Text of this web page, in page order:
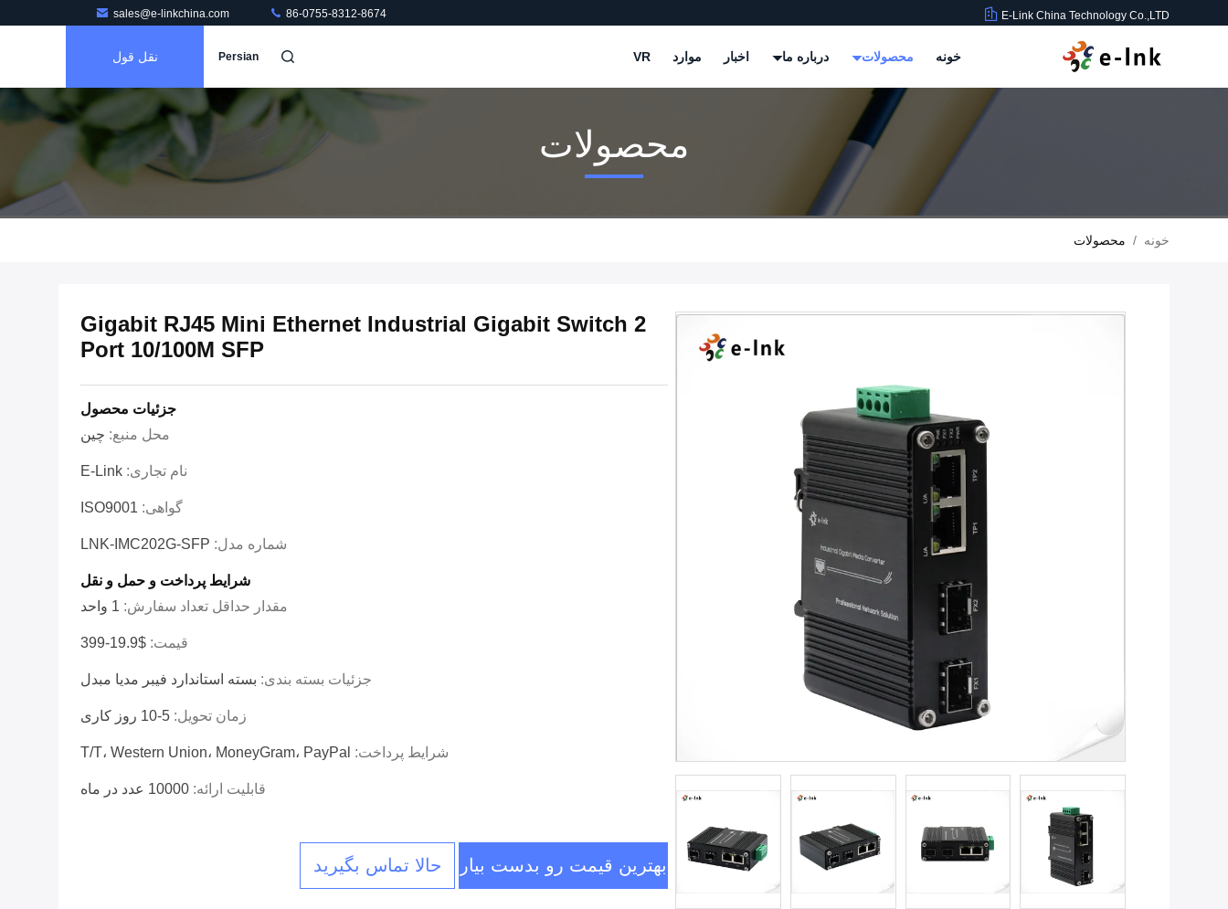
E-Link China Technology Co.,LTD
sales@e-linkchina.com 86-0755-8312-8674
خونه محصولات درباره ما اخبار موارد VR
Persian نقل قول
محصولات
خونه / محصولات
Gigabit RJ45 Mini Ethernet Industrial Gigabit Switch 2
Port 10/100M SFP
جزئیات محصول
محل منبع: چین
نام تجاری: E-Link
گواهی: ISO9001
شماره مدل: LNK-IMC202G-SFP
شرایط پرداخت و حمل و نقل
مقدار حداقل تعداد سفارش: 1 واحد
قیمت: $19.9-399
جزئیات بسته بندی: بسته استاندارد فیبر مدیا مبدل
زمان تحویل: 5-10 روز کاری
شرایط پرداخت: T/T، Western Union، MoneyGram، PayPal
قابلیت ارائه: 10000 عدد در ماه
بهترین قیمت رو بدست بیار حالا تماس بگیرید